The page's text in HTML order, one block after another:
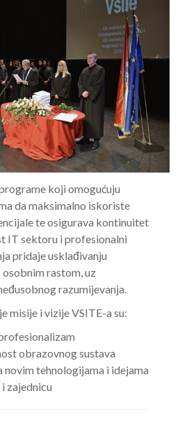
koji omogućuju
da maksimalno iskoriste
te osigurava kontinuitet
IT sektoru i profesionalni
pridaje usklađivanju
rastom, uz
razumijevanja.
misije i vizije VSITE-a su:
obrazovnog sustava
tehnologijama i idejama
zajednicu